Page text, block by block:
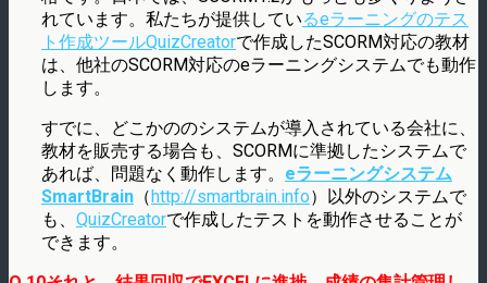
れています。私たちが提供しているeラーニングのテス
ト作成ツールQuizCreatorで作成したSCORM対応の教材
は、他社のSCORM対応のeラーニングシステムでも動作
します。
すでに、どこかののシステムが導入されている会社に、
教材を販売する場合も、SCORMに準拠したシステムで
あれば、問題なく動作します。 eラーニングシステム
SmartBrain （http://smartbrain.info）以外のシステムで
も、 QuizCreatorで作成したテストを動作させることが
できます。